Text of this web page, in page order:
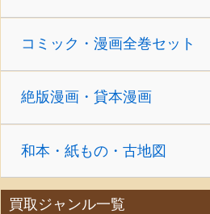
コミック・漫画全巻セット
絶版漫画・貸本漫画
和本・紙もの・古地図
買取ジャンル一覧